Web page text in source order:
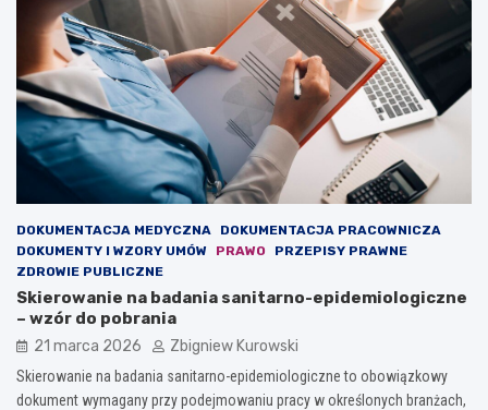
DOKUMENTACJA MEDYCZNA
DOKUMENTACJA PRACOWNICZA
DOKUMENTY I WZORY UMÓW
PRAWO
PRZEPISY PRAWNE
ZDROWIE PUBLICZNE
Skierowanie na badania sanitarno-epidemiologiczne
– wzór do pobrania
21 marca 2026 Zbigniew Kurowski
Skierowanie na badania sanitarno-epidemiologiczne to obowiązkowy
dokument wymagany przy podejmowaniu pracy w określonych branżach,